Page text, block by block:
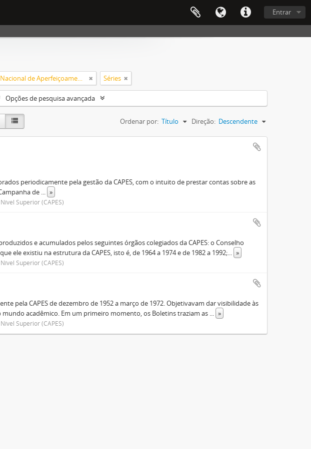
Entrar
Campanha Nacional de Aperfeiçoamento de Pessoal de Nível Superior (CAPES) Séries
Opções de pesquisa avançada
Ordenar por: Título Direção: Descendente
periodicamente pela gestão da CAPES, com o intuito de prestar contas sobre as
de ... »
Superior (CAPES)
e acumulados pelos seguintes órgãos colegiados da CAPES: o Conselho
ele existiu na estrutura da CAPES, isto é, de 1964 a 1974 e de 1982 a 1992;... »
Superior (CAPES)
pela CAPES de dezembro de 1952 a março de 1972. Objetivavam dar visibilidade às
acadêmico. Em um primeiro momento, os Boletins traziam as ... »
Superior (CAPES)